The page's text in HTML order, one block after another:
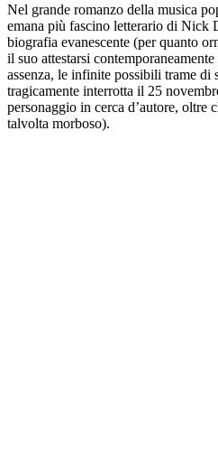
Nel grande romanzo della musica
emana più fascino letterario di Nick
biografia evanescente (per quanto
il suo attestarsi
assenza, le infinite possibili trame di
tragicamente interrotta il 25
personaggio in cerca d’autore, oltre
talvolta morboso).